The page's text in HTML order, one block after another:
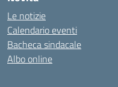
Le notizie
Calendario eventi
Bacheca sindacale
Albo online